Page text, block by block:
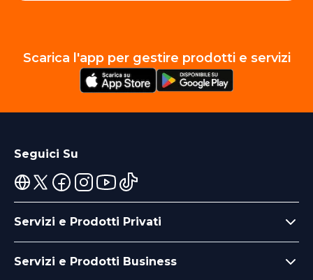
Scarica l'app per gestire prodotti e servizi
Seguici Su
Servizi e Prodotti Privati
Servizi e Prodotti Business